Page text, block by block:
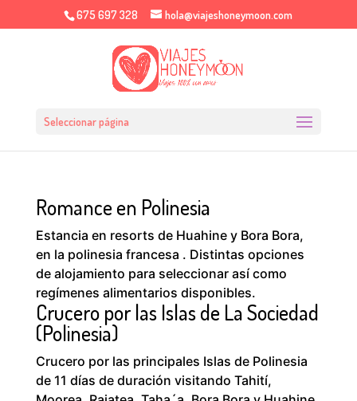
675 697 328 hola@viajeshoneymoon.com
Seleccionar página
Romance en Polinesia
Estancia en resorts de Huahine y Bora Bora,
en la polinesia francesa . Distintas opciones
de alojamiento para seleccionar así como
regímenes alimentarios disponibles.
Crucero por las Islas de La Sociedad
(Polinesia)
Crucero por las principales Islas de Polinesia
de 11 días de duración visitando Tahití,